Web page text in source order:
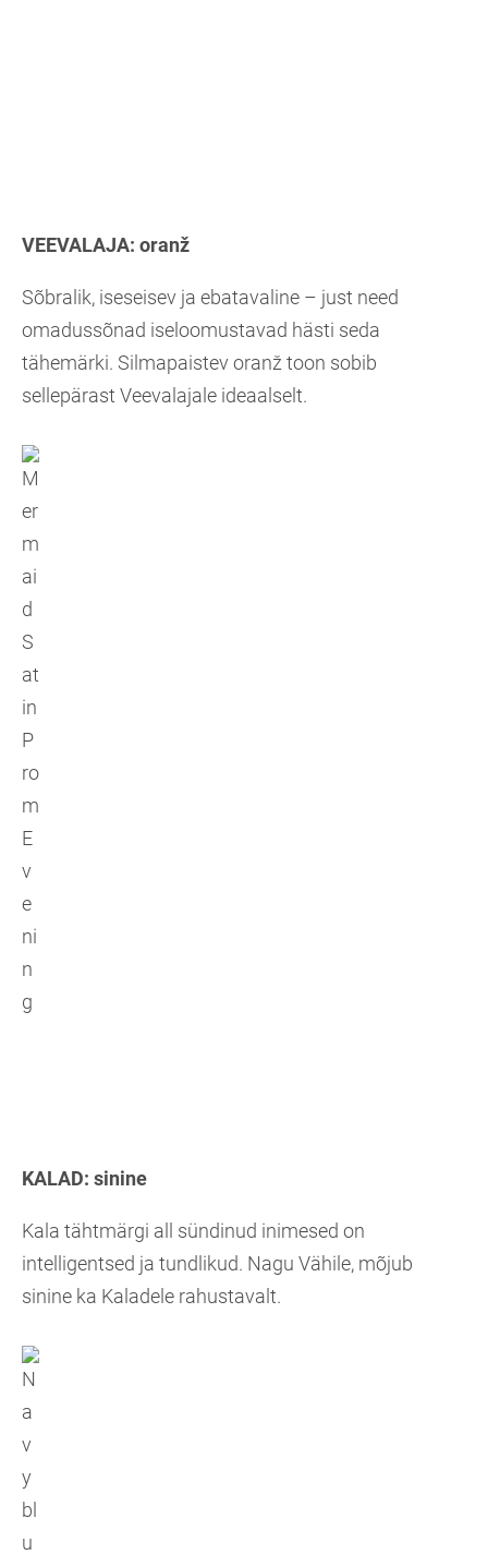
VEEVALAJA: oranž
Sõbralik, iseseisev ja ebatavaline – just need
omadussõnad iseloomustavad hästi seda
tähemärki. Silmapaistev oranž toon sobib
sellepärast Veevalajale ideaalselt.
KALAD: sinine
Kala tähtmärgi all sündinud inimesed on
intelligentsed ja tundlikud. Nagu Vähile, mõjub
sinine ka Kaladele rahustavalt.